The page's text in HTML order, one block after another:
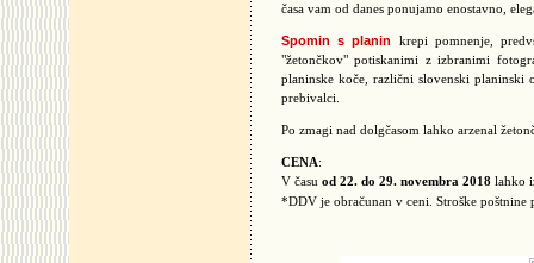
časa vam od danes ponujamo enostavno,
Spomin s planin
krepi pomnenje,
"žetončkov" potiskanimi z izbranimi
planinske koče, različni slovenski planinski
prebivalci.
Po zmagi nad dolgčasom lahko arzenal
CENA:
V času od 22. do 29. novembra 2018 lahko
*DDV je obračunan v ceni. Stroške poštnine